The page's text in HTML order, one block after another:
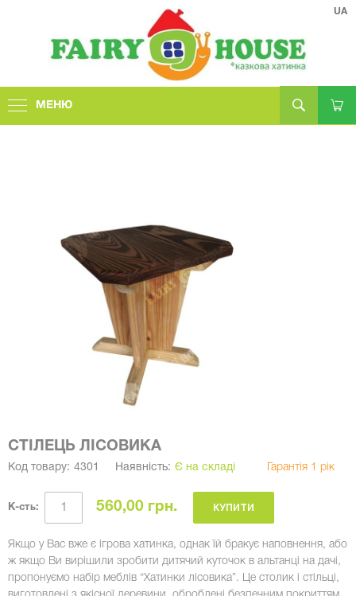
МЕНЮ
UA
СТІЛЕЦЬ ЛІСОВИКА
Код товару: 4301 Наявність: Є на складі Гарантія 1 рік
К-сть: 560,00 грн. КУПИТИ
Якщо у Вас вже є ігрова хатинка, однак їй бракує наповнення, або
ж якщо Ви вирішили зробити дитячий куточок в альтанці на дачі,
пропонуємо набір меблів “Хатинки лісовика”. Це столик і стільці,